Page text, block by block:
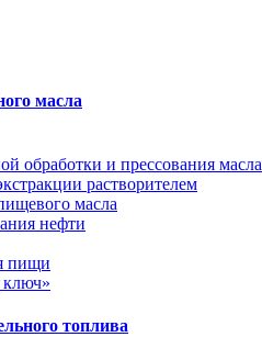
масла
обработки и прессования масла
растворителем
масла
нефти
пищи
ключ»
топлива